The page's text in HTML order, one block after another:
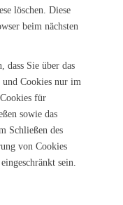
löschen. Diese
beim nächsten
dass Sie über das
Cookies nur im
für
sowie das
Schließen des
von Cookies
sein.